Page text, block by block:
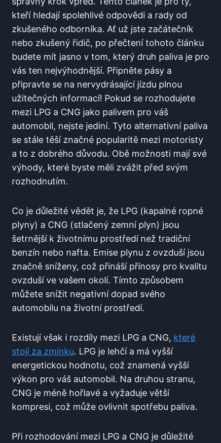
kteří hledají spolehlivé odpovědi a rady od
zkušeného odborníka. Ať už jste začátečník
nebo zkušený řidič, po přečtení tohoto článku
budete mít jasno v tom, který druh paliva je pro
vás ten nejvýhodnější. Připněte pásy a
připravte se na nervydrásající jízdu plnou
užitečných informací! Pokud se rozhodujete
mezi LPG a CNG jako palivem pro váš
automobil, nejste jediní. Tyto alternativní paliva
se stále těší značné popularitě mezi motoristy
a to z dobrého důvodu. Obě možnosti mají své
výhody, které byste měli zvážit před svým
rozhodnutím.
Co je důležité vědět je, že LPG (kapalné ropné
plyny) a CNG (stlačený zemní plyn) jsou
šetrnější k životnímu prostředí než tradiční
benzín nebo nafta. Emise plynu z ovzduší jsou
značně sníženy, což přináší přínosy pro kvalitu
ovzduší ve vašem okolí. Tímto způsobem
můžete snížit negativní dopad svého
automobilu na životní prostředí.
Existují však i rozdíly mezi LPG a CNG, které
stojí za zmínku. LPG je lehčí a má vyšší
energetickou hodnotu, což znamená vyšší
výkon pro váš automobil. Na druhou stranu,
CNG je méně hořlavé a vyžaduje větší
kompresi, což může ovlivnit spotřebu paliva.
Při rozhodování mezi LPG a CNG je důležité